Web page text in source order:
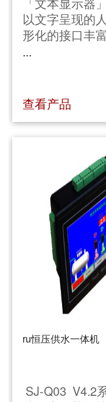
屏幕则可呈现
控数据。此外
以文字呈现的
形化的接口丰
许多的程序代
实用，使操作
工作效率。
...
查看产品
ru恒压供水一体机
SJ-Q03 V4.2